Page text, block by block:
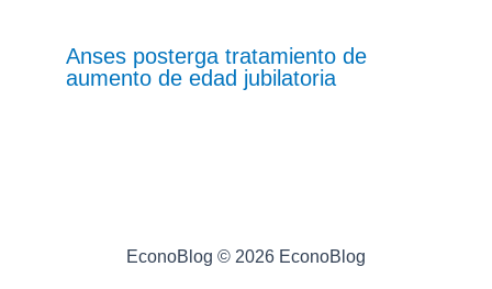
Anses posterga tratamiento de
aumento de edad jubilatoria
EconoBlog © 2026 EconoBlog